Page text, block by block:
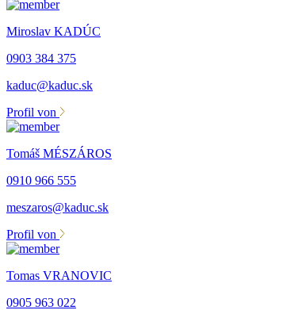
Miroslav KADÚC
0903 384 375
kaduc@kaduc.sk
Profil von
Tomáš MÉSZÁROS
0910 966 555
meszaros@kaduc.sk
Profil von
Tomas VRANOVIC
0905 963 022